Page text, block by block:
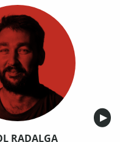
▶︎
RADALGA